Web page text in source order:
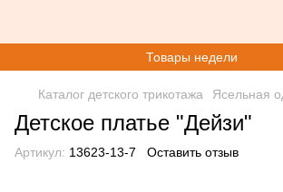
Товары недели
Каталог детского трикотажа Ясельная
Детское платье "Дейзи"
Артикул: 13623-13-7 Оставить отзыв